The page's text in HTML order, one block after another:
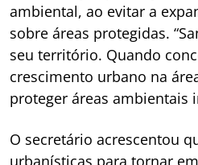
ambiental, ao evitar a
sobre áreas protegidas.
seu território. Quando
crescimento urbano na
proteger áreas ambientais
O secretário acrescentou
urbanísticas para tornar